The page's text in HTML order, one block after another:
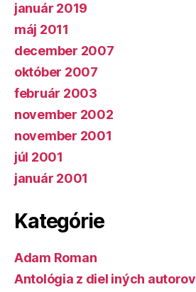
január 2019
máj 2011
december 2007
október 2007
február 2003
november 2002
november 2001
júl 2001
január 2001
Kategórie
Adam Roman
Antológia z diel iných autorov